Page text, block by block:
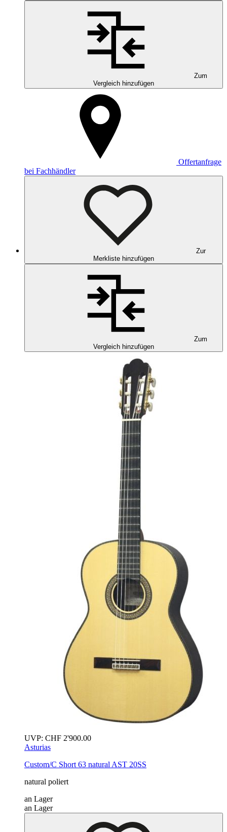
Zum
Vergleich hinzufügen
Offertanfrage
bei Fachhändler
Zur
Merkliste hinzufügen
Zum
Vergleich hinzufügen
UVP: CHF 2'900.00
Asturias
Custom/C Short 63 natural AST 20SS
natural poliert
an Lager
an Lager